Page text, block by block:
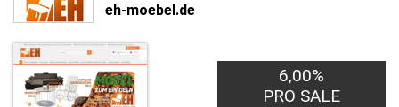
eh-moebel.de
6,00%
PRO SALE